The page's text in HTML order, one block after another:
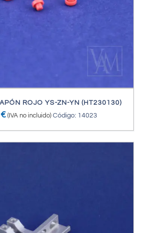
ROJO YS-ZN-YN (HT230130)
€ (IVA no incluido) Código: 14023